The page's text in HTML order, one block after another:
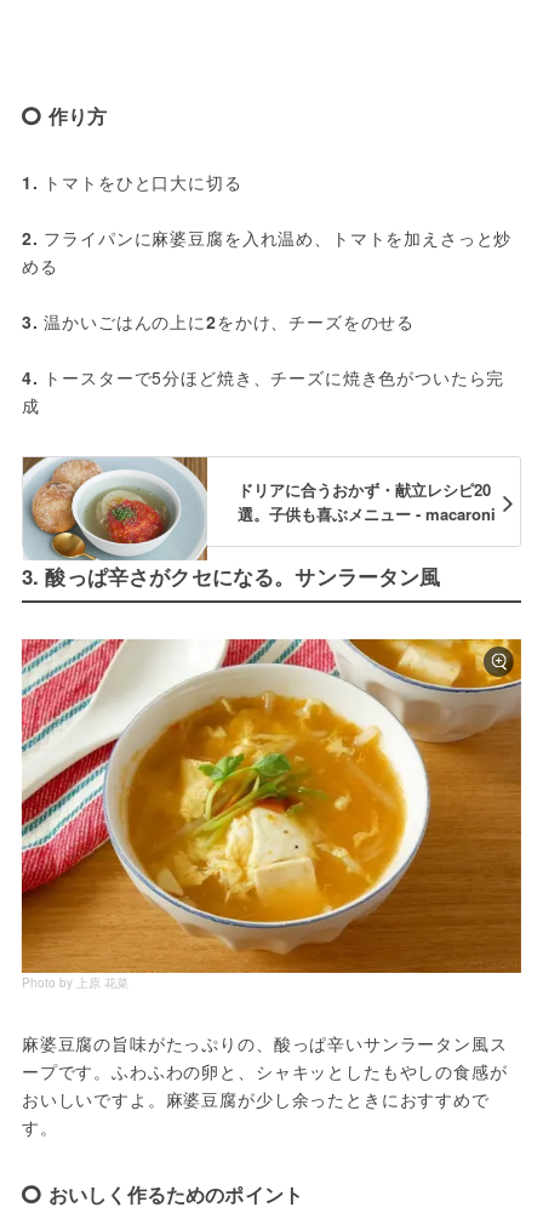
作り方
1. トマトをひと口大に切る
2. フライパンに麻婆豆腐を入れ温め、トマトを加えさっと炒
める
3. 温かいごはんの上に2をかけ、チーズをのせる
4. トースターで5分ほど焼き、チーズに焼き色がついたら完
成
ドリアに合うおかず・献立レシピ20
選。子供も喜ぶメニュー - macaroni
3. 酸っぱ辛さがクセになる。サンラータン風
Photo by 上原 花菜
麻婆豆腐の旨味がたっぷりの、酸っぱ辛いサンラータン風ス
ープです。ふわふわの卵と、シャキッとしたもやしの食感が
おいしいですよ。麻婆豆腐が少し余ったときにおすすめで
す。
おいしく作るためのポイント